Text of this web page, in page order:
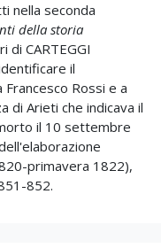
nella seconda
della storia
di CARTEGGI
il
Rossi e a
di Arieti che indicava il
il 10 settembre
primavera 1822),
852.